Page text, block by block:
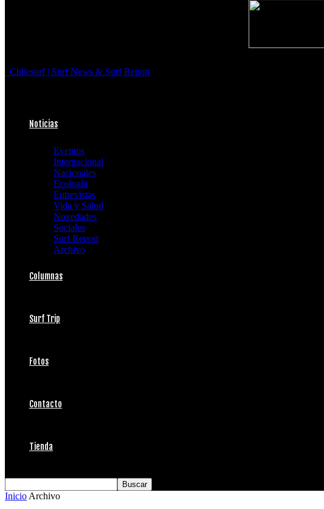
Chilesurf | Surf News & Surf Report
Noticias
Eventos
Internacional
Nacionales
Ecología
Entrevistas
Vida y Salud
Novedades
Sociales
Surf Report
Archivo
Columnas
Surf Trip
Fotos
Contacto
Tienda
Inicio Archivo